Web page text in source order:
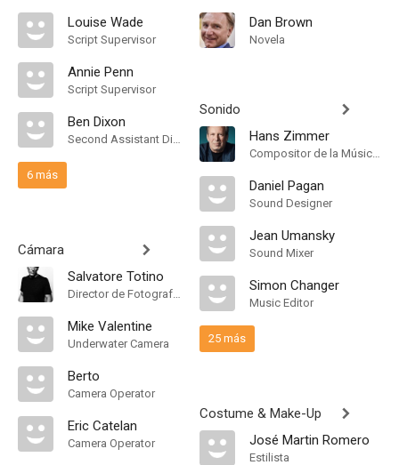
Louise Wade
Script Supervisor
Annie Penn
Script Supervisor
Ben Dixon
Second Assistant Director
6 más
Cámara
Salvatore Totino
Director de Fotografía, Camera Operator
Mike Valentine
Underwater Camera
Berto
Camera Operator
Eric Catelan
Camera Operator
Dan Brown
Novela
Sonido
Hans Zimmer
Compositor de la Música Original
Daniel Pagan
Sound Designer
Jean Umansky
Sound Mixer
Simon Changer
Music Editor
25 más
Costume & Make-Up
José Martin Romero
Estilista